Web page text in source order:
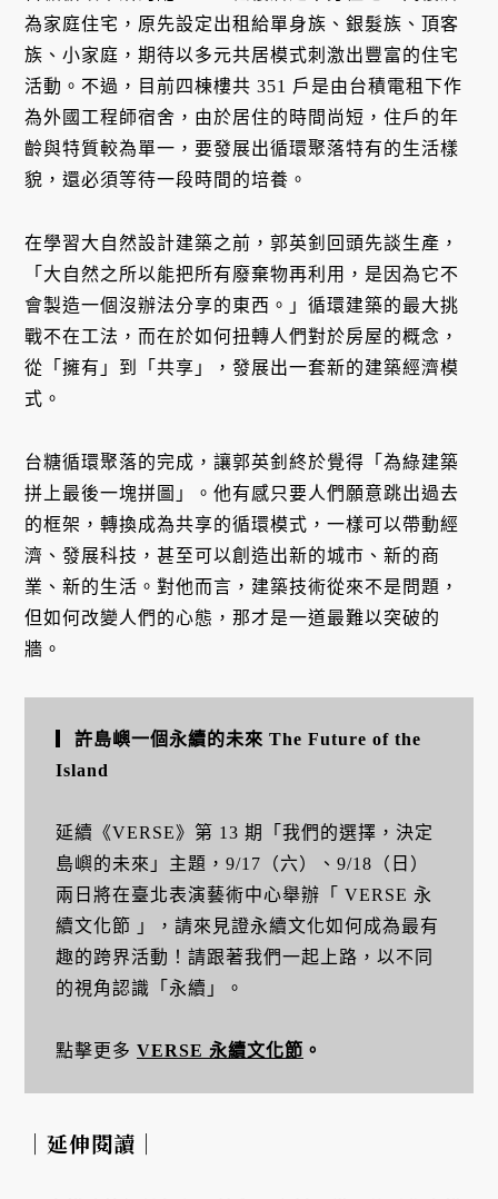
為家庭住宅，原先設定出租給單身族、銀髮族、頂客
族、小家庭，期待以多元共居模式刺激出豐富的住宅
活動。不過，目前四棟樓共 351 戶是由台積電租下作
為外國工程師宿舍，由於居住的時間尚短，住戶的年
齡與特質較為單一，要發展出循環聚落特有的生活樣
貌，還必須等待一段時間的培養。
在學習大自然設計建築之前，郭英釗回頭先談生產，
「大自然之所以能把所有廢棄物再利用，是因為它不
會製造一個沒辦法分享的東西。」循環建築的最大挑
戰不在工法，而在於如何扭轉人們對於房屋的概念，
從「擁有」到「共享」，發展出一套新的建築經濟模
式。
台糖循環聚落的完成，讓郭英釗終於覺得「為綠建築
拼上最後一塊拼圖」。他有感只要人們願意跳出過去
的框架，轉換成為共享的循環模式，一樣可以帶動經
濟、發展科技，甚至可以創造出新的城市、新的商
業、新的生活。對他而言，建築技術從來不是問題，
但如何改變人們的心態，那才是一道最難以突破的
牆。
許島嶼一個永續的未來 The Future of the
Island
延續《VERSE》第 13 期「我們的選擇，決定
島嶼的未來」主題，9/17（六）、9/18（日）
兩日將在臺北表演藝術中心舉辦「 VERSE 永
續文化節 」，請來見證永續文化如何成為最有
趣的跨界活動！請跟著我們一起上路，以不同
的視角認識「永續」。
點擊更多 VERSE 永續文化節 。
｜延伸閱讀｜